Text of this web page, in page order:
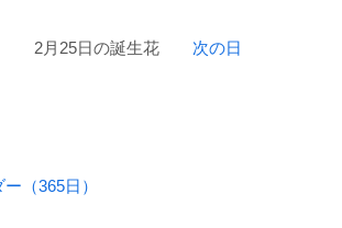
2月25日の誕生花 次の日
（365日）